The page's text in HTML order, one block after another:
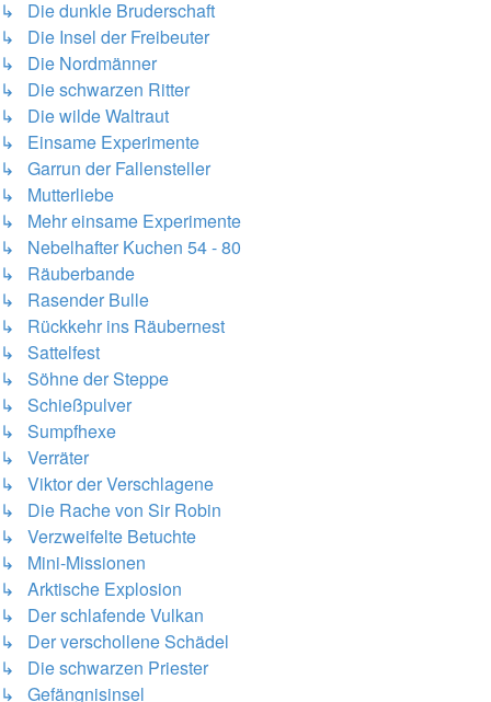
↳ Die dunkle Bruderschaft
↳ Die Insel der Freibeuter
↳ Die Nordmänner
↳ Die schwarzen Ritter
↳ Die wilde Waltraut
↳ Einsame Experimente
↳ Garrun der Fallensteller
↳ Mutterliebe
↳ Mehr einsame Experimente
↳ Nebelhafter Kuchen 54 - 80
↳ Räuberbande
↳ Rasender Bulle
↳ Rückkehr ins Räubernest
↳ Sattelfest
↳ Söhne der Steppe
↳ Schießpulver
↳ Sumpfhexe
↳ Verräter
↳ Viktor der Verschlagene
↳ Die Rache von Sir Robin
↳ Verzweifelte Betuchte
↳ Mini-Missionen
↳ Arktische Explosion
↳ Der schlafende Vulkan
↳ Der verschollene Schädel
↳ Die schwarzen Priester
↳ Gefängnisinsel